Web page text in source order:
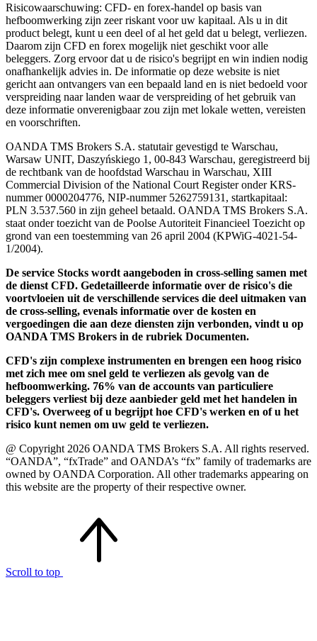
Risicowaarschuwing: CFD- en forex-handel op basis van
hefboomwerking zijn zeer riskant voor uw kapitaal. Als u in dit
product belegt, kunt u een deel of al het geld dat u belegt, verliezen.
Daarom zijn CFD en forex mogelijk niet geschikt voor alle
beleggers. Zorg ervoor dat u de risico's begrijpt en win indien nodig
onafhankelijk advies in. De informatie op deze website is niet
gericht aan ontvangers van een bepaald land en is niet bedoeld voor
verspreiding naar landen waar de verspreiding of het gebruik van
deze informatie onverenigbaar zou zijn met lokale wetten, vereisten
en voorschriften.
OANDA TMS Brokers S.A. statutair gevestigd te Warschau,
Warsaw UNIT, Daszyńskiego 1, 00-843 Warschau, geregistreerd bij
de rechtbank van de hoofdstad Warschau in Warschau, XIII
Commercial Division of the National Court Register onder KRS-
nummer 0000204776, NIP-nummer 5262759131, startkapitaal:
PLN 3.537.560 in zijn geheel betaald. OANDA TMS Brokers S.A.
staat onder toezicht van de Poolse Autoriteit Financieel Toezicht op
grond van een toestemming van 26 april 2004 (KPWiG-4021-54-
1/2004).
De service Stocks wordt aangeboden in cross-selling samen met
de dienst CFD. Gedetailleerde informatie over de risico's die
voortvloeien uit de verschillende services die deel uitmaken van
de cross-selling, evenals informatie over de kosten en
vergoedingen die aan deze diensten zijn verbonden, vindt u op
OANDA TMS Brokers in de rubriek Documenten.
CFD's zijn complexe instrumenten en brengen een hoog risico
met zich mee om snel geld te verliezen als gevolg van de
hefboomwerking. 76% van de accounts van particuliere
beleggers verliest bij deze aanbieder geld met het handelen in
CFD's. Overweeg of u begrijpt hoe CFD's werken en of u het
risico kunt nemen om uw geld te verliezen.
@ Copyright 2026 OANDA TMS Brokers S.A. All rights reserved.
“OANDA”, “fxTrade” and OANDA’s “fx” family of trademarks are
owned by OANDA Corporation. All other trademarks appearing on
this website are the property of their respective owner.
Scroll to top